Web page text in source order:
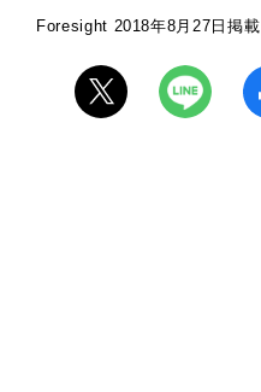
Foresight 2018年8月27日掲載